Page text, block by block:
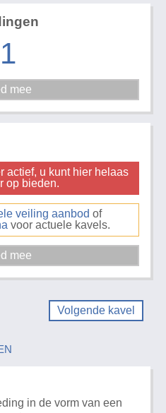
1
actief, u kunt hier helaas
op bieden.
veiling aanbod of
voor actuele kavels.
Volgende kavel
in de vorm van een